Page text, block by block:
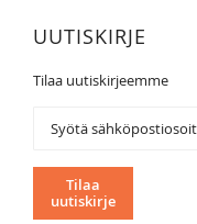
UUTISKIRJE
Tilaa uutiskirjeemme
uutiskirjeemme:
Tilaa
uutiskirje